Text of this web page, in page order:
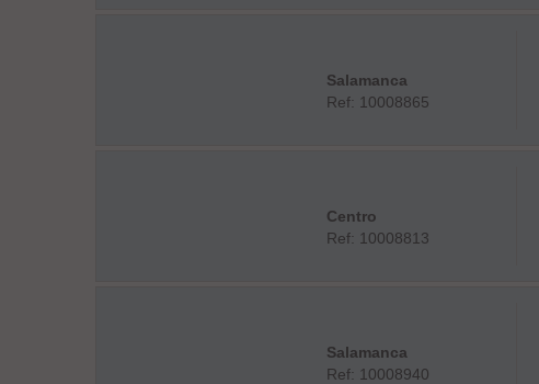
Salamanca
Ref: 10008865
Centro
Ref: 10008813
Salamanca
Ref: 10008940